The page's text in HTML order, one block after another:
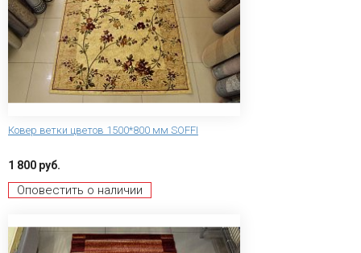
Ковер ветки цветов 1500*800 мм SOFFI
1 800 руб.
Оповестить о наличии